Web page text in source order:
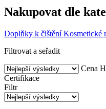
Nakupovat dle
Doplňky k čištění Kosmetické
Filtrovat a seřadit
Cena
Certifikace
Filtr